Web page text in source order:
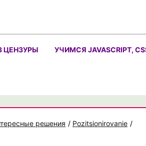
ЦЕНЗУРЫ УЧИМСЯ JAVASCRIPT,
решения / Pozitsionirovanie /